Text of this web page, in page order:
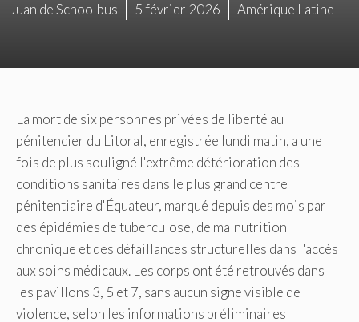
Juan de Schoolbus 5 février 2026 Amérique Latine
La mort de six personnes privées de liberté au
pénitencier du Litoral, enregistrée lundi matin, a une
fois de plus souligné l'extrême détérioration des
conditions sanitaires dans le plus grand centre
pénitentiaire d'Équateur, marqué depuis des mois par
des épidémies de tuberculose, de malnutrition
chronique et des défaillances structurelles dans l'accès
aux soins médicaux. Les corps ont été retrouvés dans
les pavillons 3, 5 et 7, sans aucun signe visible de
violence, selon les informations préliminaires